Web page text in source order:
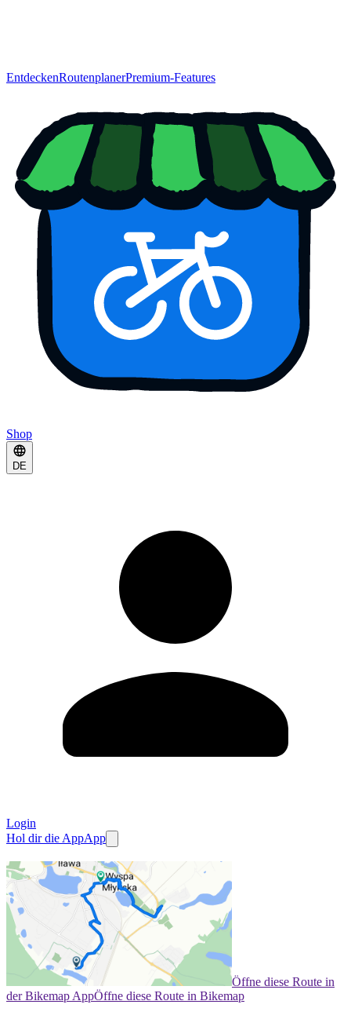
EntdeckenRoutenplanerPremium-Features
Shop
DE
Login
Hol dir die AppApp
Öffne diese Route in
der Bikemap AppÖffne diese Route in Bikemap